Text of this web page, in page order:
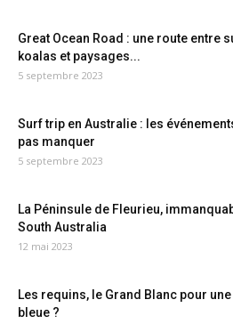
Great Ocean Road : une route entre
koalas et paysages...
5 septembre 2023
Surf trip en Australie : les
pas manquer
5 septembre 2023
La Péninsule de Fleurieu,
South Australia
12 mai 2023
Les requins, le Grand Blanc pour
bleue ?